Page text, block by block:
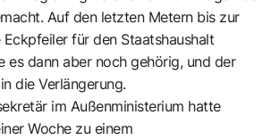
Auf den letzten Metern bis zur
für den Staatshaushalt
es dann aber noch gehörig, und der
die Verlängerung.
im Außenministerium hatte
Woche zu einem